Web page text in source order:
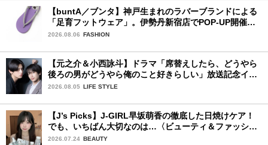
【buntA／ブンタ】神戸生まれのラバーブランドによる
「足育フットウェア」。伊勢丹新宿店でPOP-UP開催
中！
2026.08.06 FASHION
【元之介＆小西詠斗】ドラマ「席替えしたら、どうやら
後ろの男がどうやら俺のこと好きらしい」放送記念イン
タビュー♡ 「自然と詠斗くんが可愛く見えたんです」
2026.08.05 LIFE STYLE
【J’s Picks】J-GIRL早坂萌香の徹底した日焼けケア！
でも、いちばん大切なのは…〈ビューティ＆ファッショ
ン夏の必需品〉
2026.07.24 BEAUTY